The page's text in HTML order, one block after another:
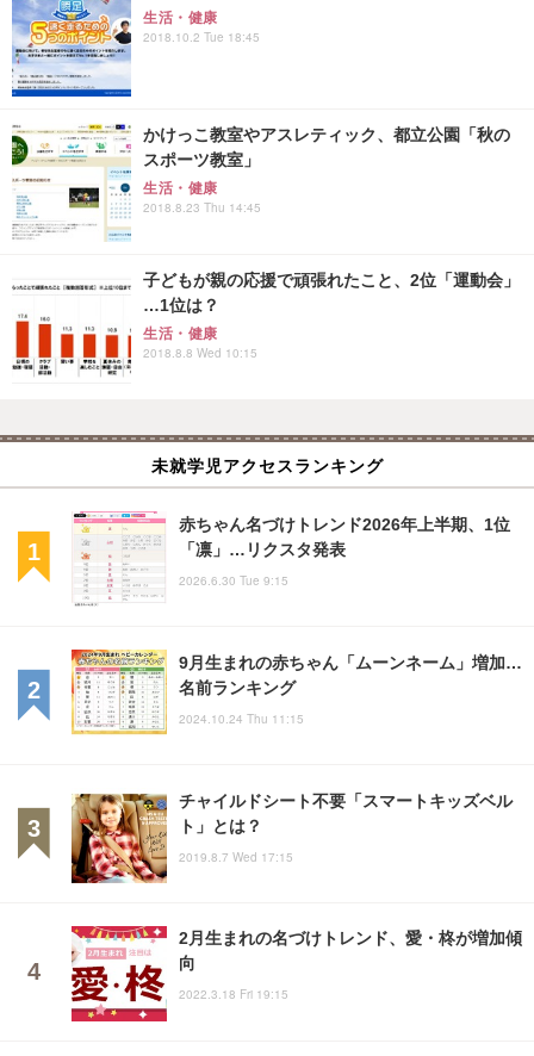
生活・健康
2018.10.2 Tue 18:45
かけっこ教室やアスレティック、都立公園「秋の
スポーツ教室」
生活・健康
2018.8.23 Thu 14:45
子どもが親の応援で頑張れたこと、2位「運動会」
…1位は？
生活・健康
2018.8.8 Wed 10:15
未就学児アクセスランキング
赤ちゃん名づけトレンド2026年上半期、1位
「凛」…リクスタ発表
2026.6.30 Tue 9:15
9月生まれの赤ちゃん「ムーンネーム」増加…
名前ランキング
2024.10.24 Thu 11:15
チャイルドシート不要「スマートキッズベル
ト」とは？
2019.8.7 Wed 17:15
2月生まれの名づけトレンド、愛・柊が増加傾
向
2022.3.18 Fri 19:15